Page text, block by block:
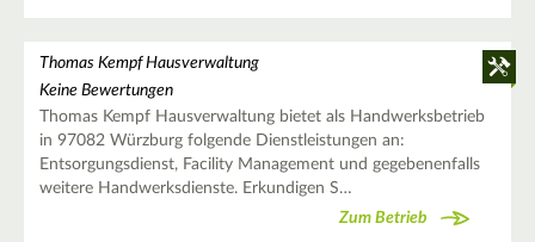
Thomas Kempf Hausverwaltung
Keine Bewertungen
Thomas Kempf Hausverwaltung bietet als Handwerksbetrieb
in 97082 Würzburg folgende Dienstleistungen an:
Entsorgungsdienst, Facility Management und gegebenenfalls
weitere Handwerksdienste. Erkundigen S…
Zum Betrieb